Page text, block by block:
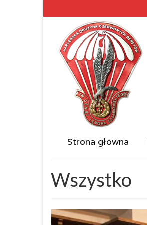
Strona główna
Wszystko